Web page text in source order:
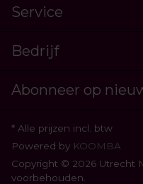
Service
Bedrijf
Abonneer op
* Alle prijzen incl. btw
Powered by KOOMBA
Copyright © 2026 Utrecht
voorbehouden.